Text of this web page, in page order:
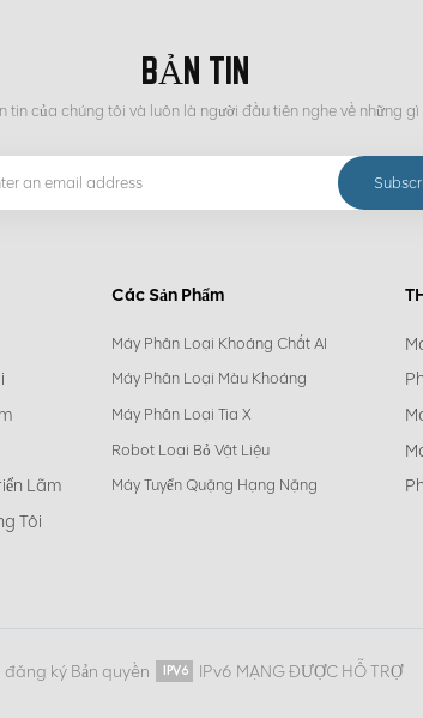
BẢN TIN
tin của chúng tôi và luôn là người đầu tiên nghe về những gì
Lãm
Tôi
Các Sản Phẩm
Máy Phân Loại Khoáng Chất AI
Máy Phân Loại Màu Khoáng
Máy Phân Loại Tia X
Robot Loại Bỏ Vật Liệu
Máy Tuyển Quặng Hạng Nặng
ký Bản quyền IPv6 MẠNG ĐƯỢC HỖ TRỢ